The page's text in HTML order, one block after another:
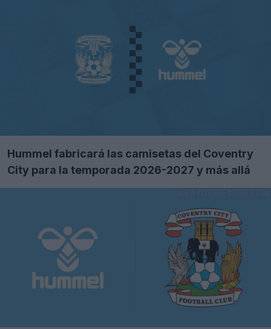
Hummel fabricará las camisetas del Coventry
City para la temporada 2026-2027 y más allá